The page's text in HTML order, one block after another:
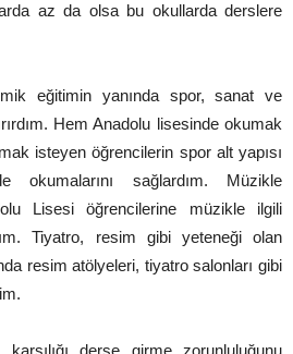
az da olsa bu okullarda derslere
eğitimin yanında spor, sanat ve
Hem Anadolu lisesinde okumak
isteyen öğrencilerin spor alt yapısı
okumalarını sağlardım. Müzikle
Lisesi öğrencilerine müzikle ilgili
Tiyatro, resim gibi yeteneği olan
resim atölyeleri, tiyatro salonları gibi
derse girme zorunluluğunu